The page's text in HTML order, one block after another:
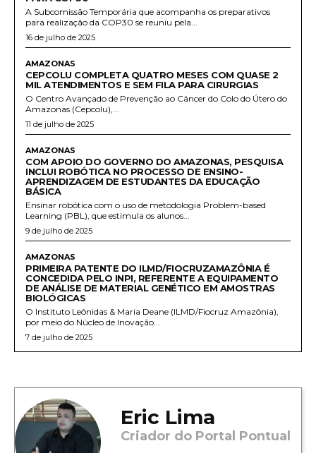
A Subcomissão Temporária que acompanha os preparativos
para realização da COP30 se reuniu pela...
16 de julho de 2025
AMAZONAS
CEPCOLU COMPLETA QUATRO MESES COM QUASE 2
MIL ATENDIMENTOS E SEM FILA PARA CIRURGIAS
O Centro Avançado de Prevenção ao Câncer do Colo do Útero do
Amazonas (Cepcolu),...
11 de julho de 2025
AMAZONAS
COM APOIO DO GOVERNO DO AMAZONAS, PESQUISA
INCLUI ROBÓTICA NO PROCESSO DE ENSINO-
APRENDIZAGEM DE ESTUDANTES DA EDUCAÇÃO
BÁSICA
Ensinar robótica com o uso de metodologia Problem-based
Learning (PBL), que estimula os alunos...
9 de julho de 2025
AMAZONAS
PRIMEIRA PATENTE DO ILMD/FIOCRUZAMAZÔNIA É
CONCEDIDA PELO INPI, REFERENTE A EQUIPAMENTO
DE ANÁLISE DE MATERIAL GENÉTICO EM AMOSTRAS
BIOLÓGICAS
O Instituto Leônidas & Maria Deane (ILMD/Fiocruz Amazônia),
por meio do Núcleo de Inovação...
7 de julho de 2025
Eric Lima
Criador do Portal Pontual